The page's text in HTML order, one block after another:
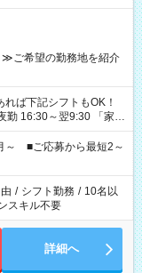
ご希望の勤務地を紹介
～翌9:30 「家族
飯の準備がしたい」
希望を教えてください
で週40時間を超える場
～ ■ご応募から最短2～
/ シフト勤務 / 10名以
スキル不要
詳細へ